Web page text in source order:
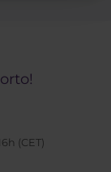
(CET)